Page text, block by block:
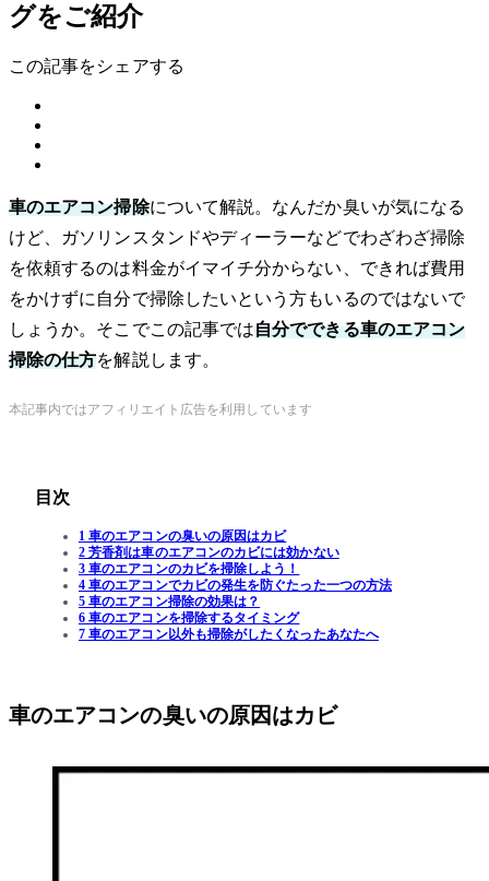
グをご紹介
この記事をシェアする
車のエアコン掃除について解説。なんだか臭いが気になる
けど、ガソリンスタンドやディーラーなどでわざわざ掃除
を依頼するのは料金がイマイチ分からない、できれば費用
をかけずに自分で掃除したいという方もいるのではないで
しょうか。そこでこの記事では自分でできる車のエアコン
掃除の仕方を解説します。
本記事内ではアフィリエイト広告を利用しています
目次
1 車のエアコンの臭いの原因はカビ
2 芳香剤は車のエアコンのカビには効かない
3 車のエアコンのカビを掃除しよう！
4 車のエアコンでカビの発生を防ぐたった一つの方法
5 車のエアコン掃除の効果は？
6 車のエアコンを掃除するタイミング
7 車のエアコン以外も掃除がしたくなったあなたへ
車のエアコンの臭いの原因はカビ